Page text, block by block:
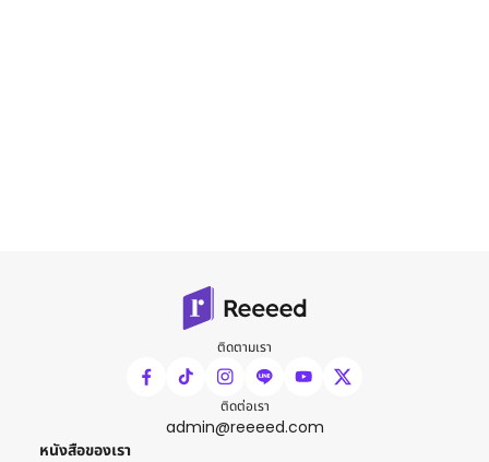
ติดตามเรา
ติดต่อเรา
admin@reeeed.com
หนังสือของเรา